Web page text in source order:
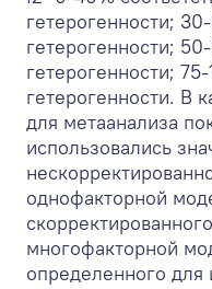
гетерогенности;
гетерогенности;
гетерогенности;
гетерогенности. В
для метаанализа
использовались
однофакторной
многофакторной
определенного